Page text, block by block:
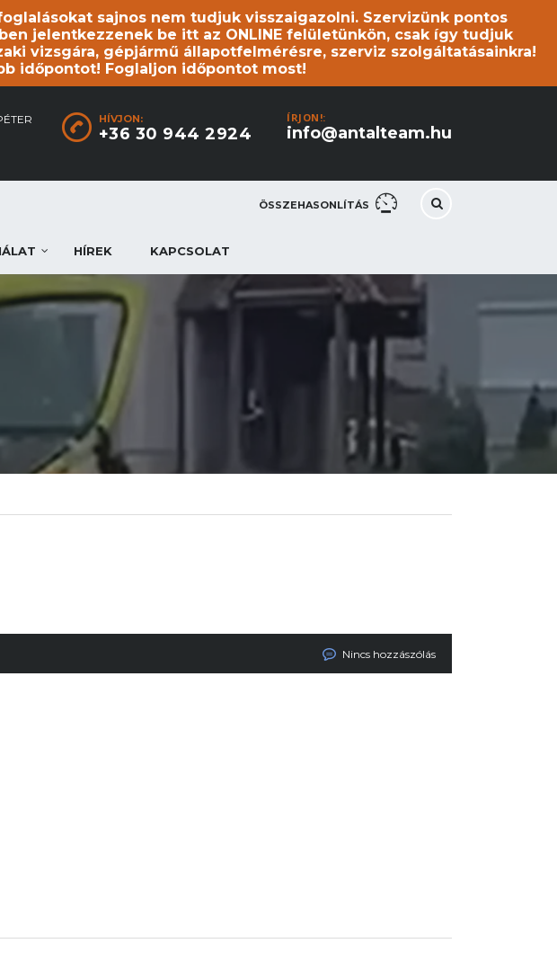
sajnos nem tudjuk visszaigazolni. Szervizünk pontos
jelentkezzenek be itt az ONLINE felületünkön, csak így tudjuk
vizsgára, gépjármű állapotfelmérésre, szerviz szolgáltatásainkra!
időpontot! Foglaljon időpontot most!
ÍRJON!:
info@antalteam.hu
HÍVJON:
+36 30 944 2924
ÖSSZEHASONLÍTÁS
HÍREK KAPCSOLAT
Nincs hozzászólás